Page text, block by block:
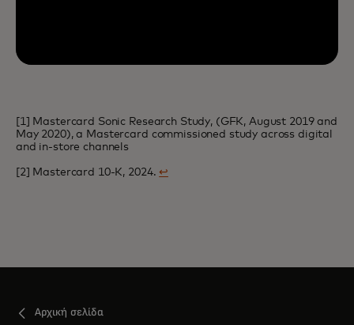
[1] Mastercard Sonic Research Study, (GFK, August 2019 and
May 2020), a Mastercard commissioned study across digital
and in-store channels
[2] Mastercard 10-K, 2024.↩
Αρχική σελίδα